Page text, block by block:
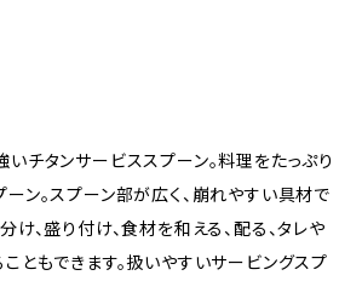
チタンサービススプーン。料理をたっぷり
ン。スプーン部が広く、崩れやすい具材で
け、盛り付け、食材を和える、配る、タレや
ともできます。扱いやすいサービングスプ